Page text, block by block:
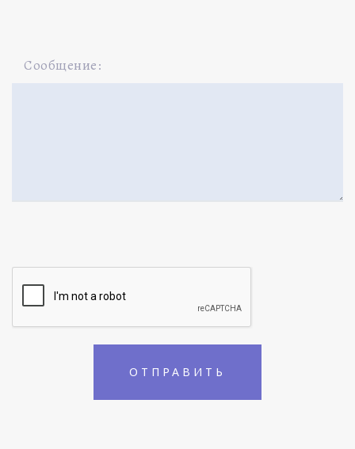
Сообщение: